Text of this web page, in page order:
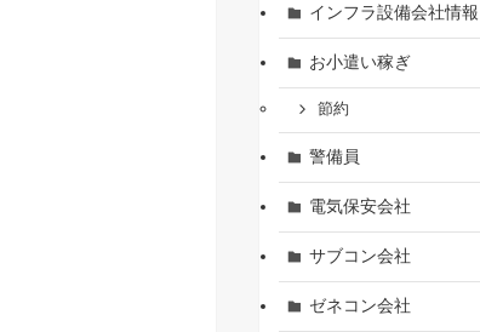
インフラ設備会社情報
お小遣い稼ぎ
節約
警備員
電気保安会社
サブコン会社
ゼネコン会社